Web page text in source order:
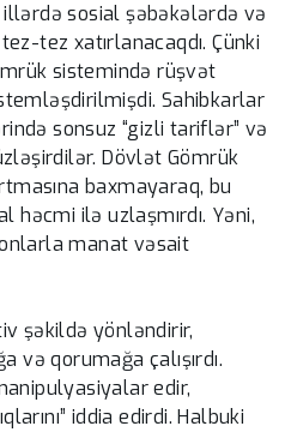
sosial şəbəkələrdə və
tez xatırlanacaqdı. Çünki
sistemində rüşvət
Sahibkarlar
sonsuz “gizli tariflər” və
Dövlət Gömrük
baxmayaraq, bu
həcmi ilə uzlaşmırdı. Yəni,
manat vəsait
şəkildə yönləndirir,
və qorumağa çalışırdı.
edir,
iddia edirdi. Halbuki